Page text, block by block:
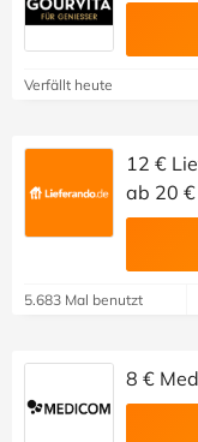
Verfällt heute
12 €
ab 20
5.683 Mal benutzt
8 €